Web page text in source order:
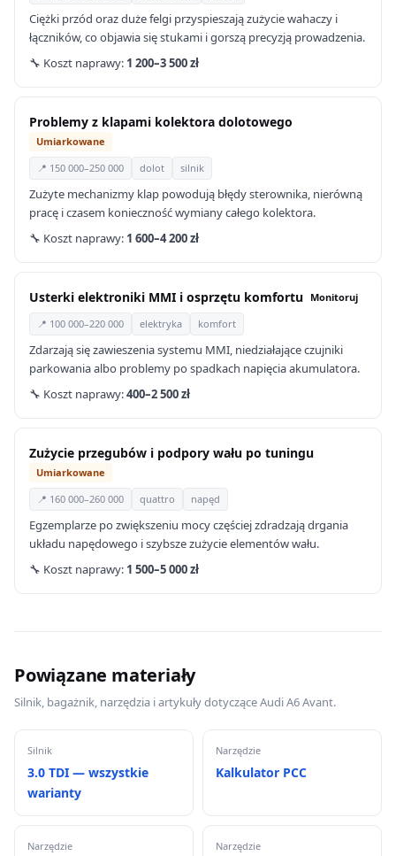
Ciężki przód oraz duże felgi przyspieszają zużycie wahaczy i
łączników, co objawia się stukami i gorszą precyzją prowadzenia.
🔧 Koszt naprawy: 1 200–3 500 zł
Problemy z klapami kolektora dolotowego
Umiarkowane
📍 150 000–250 000
dolot silnik
Zużyte mechanizmy klap powodują błędy sterownika, nierówną
pracę i czasem konieczność wymiany całego kolektora.
🔧 Koszt naprawy: 1 600–4 200 zł
Usterki elektroniki MMI i osprzętu komfortu Monitoruj
📍 100 000–220 000 elektryka komfort
Zdarzają się zawieszenia systemu MMI, niedziałające czujniki
parkowania albo problemy po spadkach napięcia akumulatora.
🔧 Koszt naprawy:400–2 500 zł
Zużycie przegubów i podpory wału po tuningu
Umiarkowane
📍 160 000–260 000
quattro napęd
Egzemplarze po zwiększeniu mocy częściej zdradzają drgania
układu napędowego i szybsze zużycie elementów wału.
🔧 Koszt naprawy: 1 500–5 000 zł
Powiązane materiały
Silnik, bagażnik, narzędzia i artykuły dotyczące Audi A6 Avant.
Silnik
3.0 TDI — wszystkie
warianty
Narzędzie
Kalkulator PCC
Narzędzie Narzędzie